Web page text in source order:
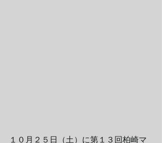
１０月２５日（土）に第１３回柏崎マ